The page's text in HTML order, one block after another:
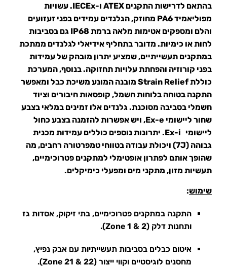
בהתאם לדרישות התקנים ATEX ו-IECEx. עשויות
מפוליאמיד PA6 מחוזק, הגלנדים עמידים בפני זעזועים
והלם ומספקים אטימות מלאה ברמת IP68 גם בסביבות
לחות או כימיות. מדובר בתחליף אידיאלי לגלנדים ממתכת
במתקנים תעשייתיים, שמציע יתרון מובהק של עמידות
בפני קורוזיה והפחתת עלויות תחזוקה. בנוסף, המערכת
כוללת Strain Relief מובנה המונע משיכת כבל ומאפשר
התקנה בטוחה בלוחות חשמל, קופסאות חיבורים וציוד
חשמלי בסביבה מסוכנת. גלנדים אלו זמינים במלאי בצבע
שחור ליישומי Ex-e, ויש אפשרות להזמנה בצבע כחול
ליישומי Ex-i. יתרונות נוספים כוללים עמידות מכנית
גבוהה (7J) ויכולת עבודה בטווחי טמפרטורה רחבים, מה
שהופך אותם לפתרון אופטימלי למתקנים פטרוכימיים,
תעשיות מזון, מתקני מים ומפעלי כימיקלים.
שימוש:
התקנה במתקנים פטרוכימיים, בתי זיקוק, אסדות גז
ותחנות דלק (Zone 1 & 2).
איטום כבלים בסביבות תעשייתיות עם אבק נפיץ,
מחסנים לוגיסטיים וקווי ייצור (Zone 21 & 22).